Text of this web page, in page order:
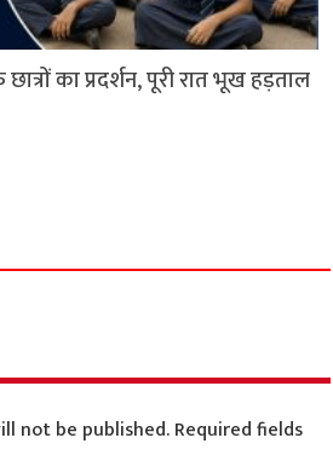
का प्रदर्शन, पूरी रात भूख हड़ताल
not be published.Required fields